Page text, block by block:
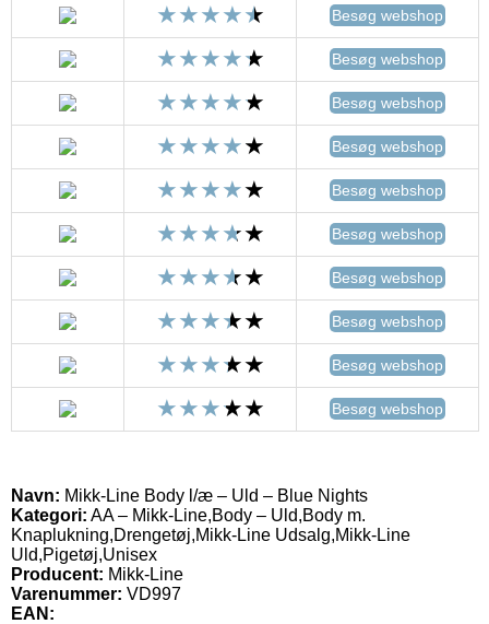
Besøg webshop
Besøg webshop
Besøg webshop
Besøg webshop
Besøg webshop
Besøg webshop
Besøg webshop
Besøg webshop
Besøg webshop
Besøg webshop
Navn: Mikk-Line Body l/æ – Uld – Blue Nights
Kategori: AA – Mikk-Line,Body – Uld,Body m.
Knaplukning,Drengetøj,Mikk-Line Udsalg,Mikk-Line
Uld,Pigetøj,Unisex
Producent: Mikk-Line
Varenummer: VD997
EAN: